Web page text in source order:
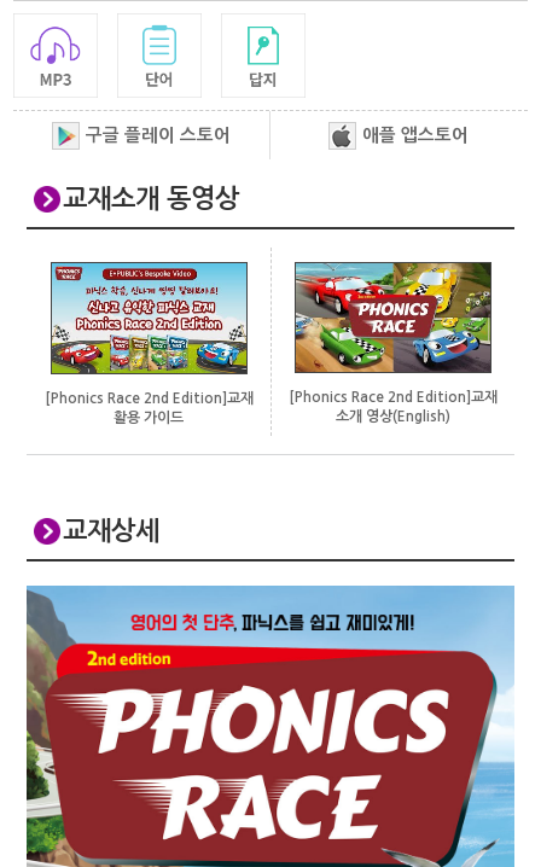
구글 플레이 스토어 애플 앱스토어
교재소개 동영상
[Phonics Race 2nd Edition]교재
활용 가이드
[Phonics Race 2nd Edition]교재
소개 영상(English)
교재상세